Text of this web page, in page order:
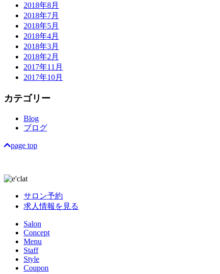
2018年8月
2018年7月
2018年5月
2018年4月
2018年3月
2018年2月
2017年11月
2017年10月
カテゴリー
Blog
ブログ
page top
サロン予約
求人情報を見る
Salon
Concept
Menu
Staff
Style
Coupon